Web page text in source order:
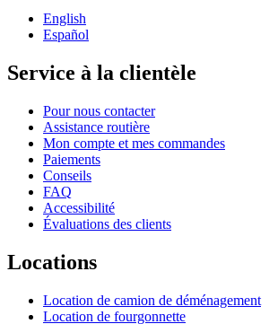
English
Español
Service à la clientèle
Pour nous contacter
Assistance routière
Mon compte et mes commandes
Paiements
Conseils
FAQ
Accessibilité
Évaluations des clients
Locations
Location de camion de déménagement
Location de fourgonnette